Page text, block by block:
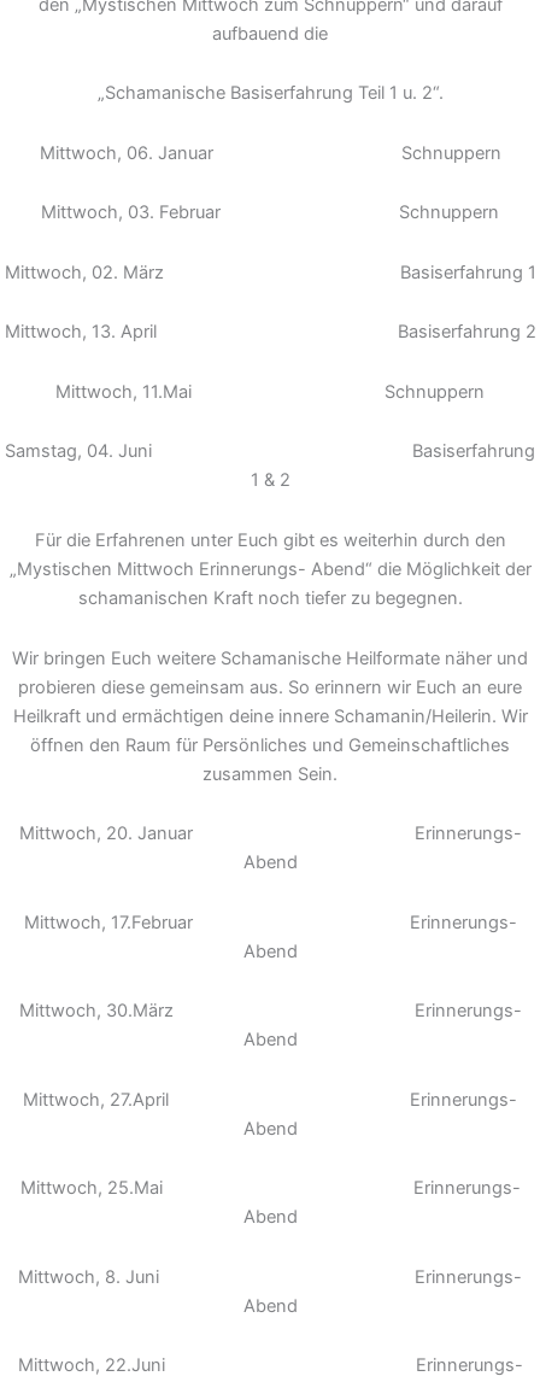
den „Mystischen Mittwoch zum Schnuppern“ und darauf
aufbauend die
„Schamanische Basiserfahrung Teil 1 u. 2“.
Mittwoch, 06. Januar Schnuppern
Mittwoch, 03. Februar Schnuppern
Mittwoch, 02. März Basiserfahrung 1
Mittwoch, 13. April Basiserfahrung 2
Mittwoch, 11.Mai Schnuppern
Samstag, 04. Juni Basiserfahrung
1 & 2
Für die Erfahrenen unter Euch gibt es weiterhin durch den
„Mystischen Mittwoch Erinnerungs- Abend“ die Möglichkeit der
schamanischen Kraft noch tiefer zu begegnen.
Wir bringen Euch weitere Schamanische Heilformate näher und
probieren diese gemeinsam aus. So erinnern wir Euch an eure
Heilkraft und ermächtigen deine innere Schamanin/Heilerin. Wir
öffnen den Raum für Persönliches und Gemeinschaftliches
zusammen Sein.
Mittwoch, 20. Januar Erinnerungs-
Abend
Mittwoch, 17.Februar Erinnerungs-
Abend
Mittwoch, 30.März Erinnerungs-
Abend
Mittwoch, 27.April Erinnerungs-
Abend
Mittwoch, 25.Mai Erinnerungs-
Abend
Mittwoch, 8. Juni Erinnerungs-
Abend
Mittwoch, 22.Juni Erinnerungs-